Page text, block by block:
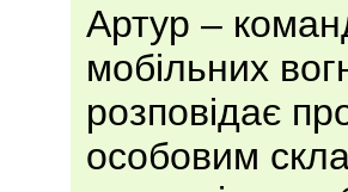
Артур –
мобільних
розповідає
особовим